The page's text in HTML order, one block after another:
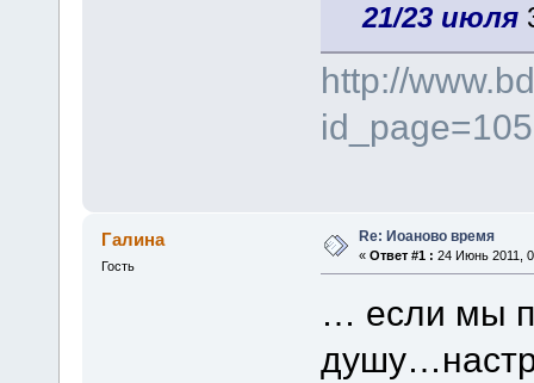
21/23 июля
http://
Галина
Гость
Re: Иоаново время
« Ответ #1 : 24 Июнь 2011,
… если мы